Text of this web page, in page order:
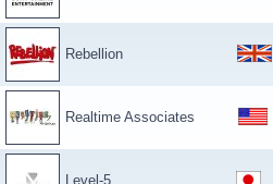
Rebellion
Realtime Associates
Level-5